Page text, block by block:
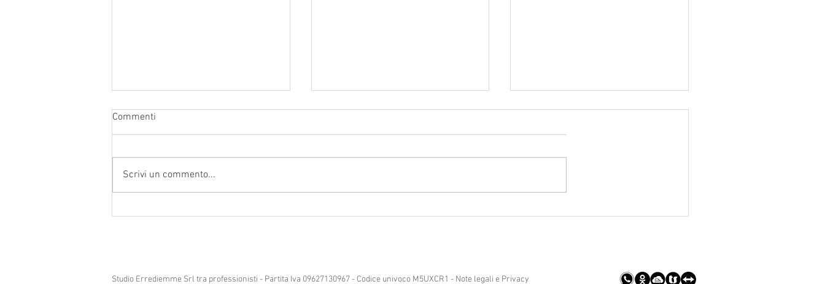
Chiusura per ferie 2026
Chiusura del giorno 1 giugno
saluti.
Commenti
Scrivi un commento...
Studio Errediemme Srl tra professionisti - Partita Iva 09627130967 - Codice univoco M5UXCR1 - Note legali e Privacy